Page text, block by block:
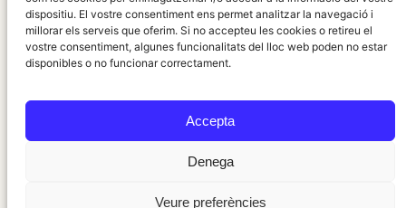
dispositiu. El vostre consentiment ens permet analitzar la navegació i
millorar els serveis que oferim. Si no accepteu les cookies o retireu el
vostre consentiment, algunes funcionalitats del lloc web poden no estar
disponibles o no funcionar correctament.
Accepta
Denega
Veure preferències
Tendències
elRidaura.com